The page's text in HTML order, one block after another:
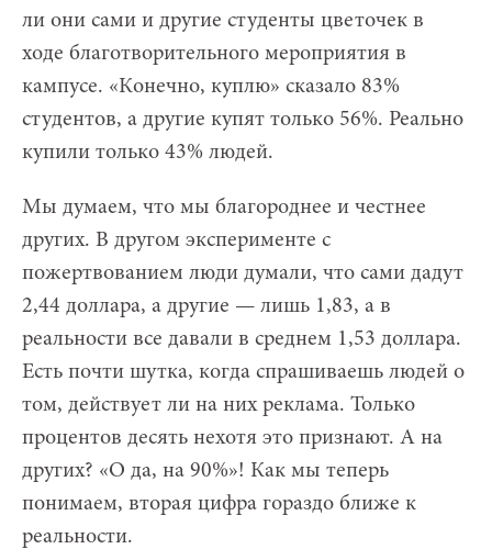
ли они сами и другие студенты цветочек в
ходе благотворительного мероприятия в
кампусе. «Конечно, куплю» сказало 83%
студентов, а другие купят только 56%. Реально
купили только 43% людей.
Мы думаем, что мы благороднее и честнее
других. В другом эксперименте с
пожертвованием люди думали, что сами дадут
2,44 доллара, а другие — лишь 1,83, а в
реальности все давали в среднем 1,53 доллара.
Есть почти шутка, когда спрашиваешь людей о
том, действует ли на них реклама. Только
процентов десять нехотя это признают. А на
других? «О да, на 90%»! Как мы теперь
понимаем, вторая цифра гораздо ближе к
реальности.